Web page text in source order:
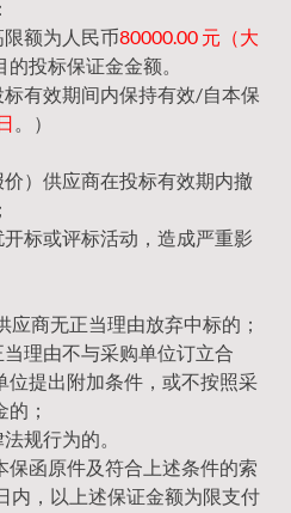
额为人民币80000.00 元（大
的投标保证金金额。
有效期间内保持有效/自本保
。）
）供应商在投标有效期内撤
标或评标活动，造成严重影
商无正当理由放弃中标的；
理由不与采购单位订立合
位提出附加条件，或不按照采
；
规行为的。
函原件及符合上述条件的索
内，以上述保证金额为限支付